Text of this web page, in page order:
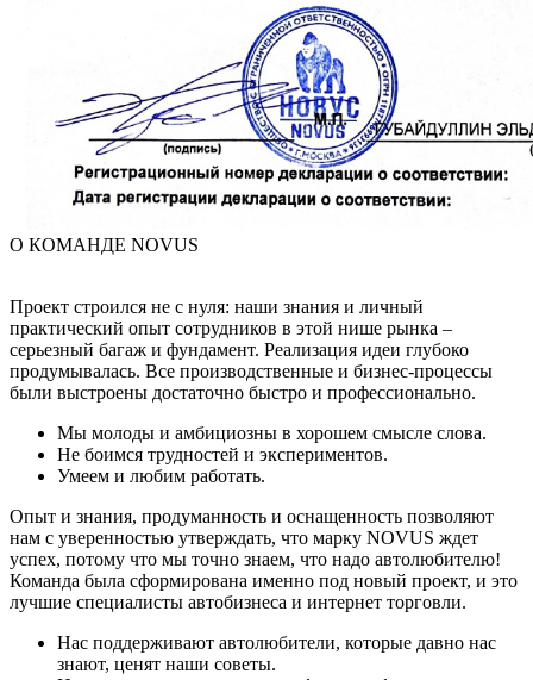
О КОМАНДЕ NOVUS
Проект строился не с нуля: наши знания и личный
практический опыт сотрудников в этой нише рынка –
серьезный багаж и фундамент. Реализация идеи глубоко
продумывалась. Все производственные и бизнес-процессы
были выстроены достаточно быстро и профессионально.
Мы молоды и амбициозны в хорошем смысле слова.
Не боимся трудностей и экспериментов.
Умеем и любим работать.
Опыт и знания, продуманность и оснащенность позволяют
нам с уверенностью утверждать, что марку NOVUS ждет
успех, потому что мы точно знаем, что надо автолюбителю!
Команда была сформирована именно под новый проект, и это
лучшие специалисты автобизнеса и интернет торговли.
Нас поддерживают автолюбители, которые давно нас
знают, ценят наши советы.